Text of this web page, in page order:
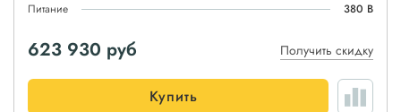
Питание
380 В
623 930 руб Получить скидку
Купить